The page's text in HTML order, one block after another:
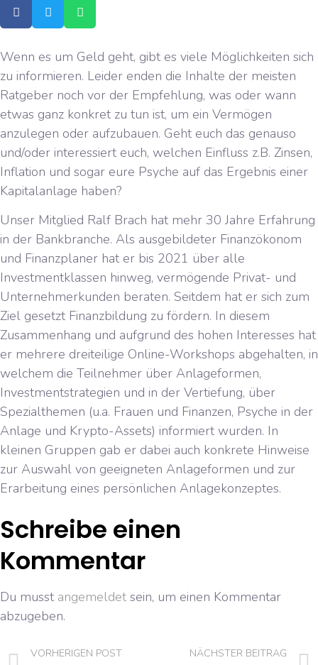
Wenn es um Geld geht, gibt es viele Möglichkeiten sich
zu informieren. Leider enden die Inhalte der meisten
Ratgeber noch vor der Empfehlung, was oder wann
etwas ganz konkret zu tun ist, um ein Vermögen
anzulegen oder aufzubauen. Geht euch das genauso
und/oder interessiert euch, welchen Einfluss z.B. Zinsen,
Inflation und sogar eure Psyche auf das Ergebnis einer
Kapitalanlage haben?
Unser Mitglied Ralf Brach hat mehr 30 Jahre Erfahrung
in der Bankbranche. Als ausgebildeter Finanzökonom
und Finanzplaner hat er bis 2021 über alle
Investmentklassen hinweg, vermögende Privat- und
Unternehmerkunden beraten. Seitdem hat er sich zum
Ziel gesetzt Finanzbildung zu fördern. In diesem
Zusammenhang und aufgrund des hohen Interesses hat
er mehrere dreiteilige Online-Workshops abgehalten, in
welchem die Teilnehmer über Anlageformen,
Investmentstrategien und in der Vertiefung, über
Spezialthemen (u.a. Frauen und Finanzen, Psyche in der
Anlage und Krypto-Assets) informiert wurden. In
kleinen Gruppen gab er dabei auch konkrete Hinweise
zur Auswahl von geeigneten Anlageformen und zur
Erarbeitung eines persönlichen Anlagekonzeptes.
Schreibe einen
Kommentar
Du musst angemeldet sein, um einen Kommentar
abzugeben.
VORHERIGEN POST NÄCHSTER BEITRAG